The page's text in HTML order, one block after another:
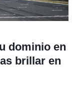
dominio en
brillar en